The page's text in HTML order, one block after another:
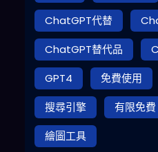
ChatGPT代替
ChatGPT替代品
GPT4
免費使用
搜尋引擎
有限免費
繪圖工具